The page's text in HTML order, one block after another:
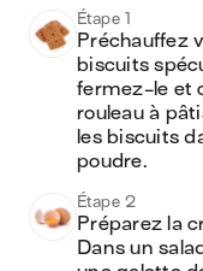
Étape 1
Préchauffez
biscuits
fermez-le et
rouleau à
les biscuits
poudre.
Étape 2
Préparez la
Dans un